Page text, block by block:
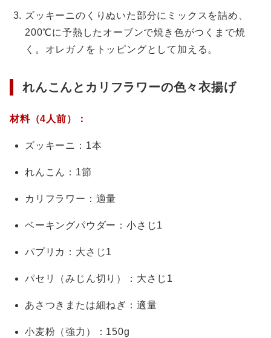
ズッキーニのくりぬいた部分にミックスを詰め、
200℃に予熱したオーブンで焼き色がつくまで焼
く。オレガノをトッピングとして加える。
れんこんとカリフラワーの色々衣揚げ
材料（4人前）：
ズッキーニ：1本
れんこん：1節
カリフラワー：適量
ベーキングパウダー：小さじ1
パプリカ：大さじ1
パセリ（みじん切り）：大さじ1
あさつきまたは細ねぎ：適量
小麦粉（強力）：150g